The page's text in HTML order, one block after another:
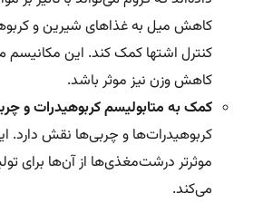
کاهش میل به غذاهای شیرین و
کنترل اشتها کمک کند. این مکانیسم
کاهش وزن نیز موثر باشد.
کمک به متابولیسم کربوهیدرات و
کربوهیدرات‌ها و چربی‌ها نقش دارد.
موثرتر درشت‌مغذی‌ها از آن‌ها برای
می‌کند.